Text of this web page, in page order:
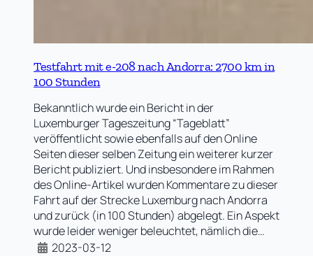
Testfahrt mit e-208 nach Andorra: 2700 km in
100 Stunden
Bekanntlich wurde ein Bericht in der
Luxemburger Tageszeitung “Tageblatt”
veröffentlicht sowie ebenfalls auf den Online
Seiten dieser selben Zeitung ein weiterer kurzer
Bericht publiziert. Und insbesondere im Rahmen
des Online-Artikel wurden Kommentare zu dieser
Fahrt auf der Strecke Luxemburg nach Andorra
und zurück (in 100 Stunden) abgelegt. Ein Aspekt
wurde leider weniger beleuchtet, nämlich die…
2023-03-12